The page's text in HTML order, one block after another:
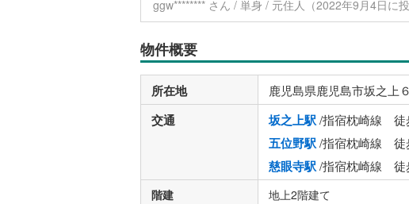
ggw******** さん / 単身 / 元住人（2022年9月4日に投
物件概要
所在地 鹿児島県鹿児島市坂之上
交通 坂之上駅/指宿枕崎線 徒
五位野駅/指宿枕崎線 徒
慈眼寺駅/指宿枕崎線 徒
階建 地上2階建て